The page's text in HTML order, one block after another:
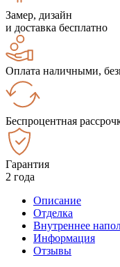
Замер, дизайн
и доставка бесплатно
Оплата наличными,
Беспроцентная
Гарантия
2 года
Описание
Отделка
Внутреннее
Информация
Отзывы